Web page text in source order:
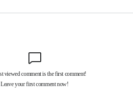
'[내일날씨]
로피 원해 아